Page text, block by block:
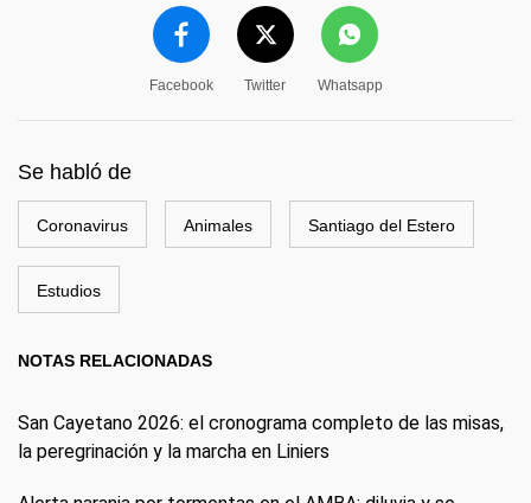
Facebook Twitter Whatsapp
Se habló de
Coronavirus Animales Santiago del Estero
Estudios
NOTAS RELACIONADAS
San Cayetano 2026: el cronograma completo de las misas,
la peregrinación y la marcha en Liniers